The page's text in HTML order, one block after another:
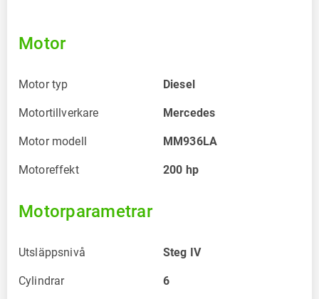
Motor
Motor typ Diesel
Motortillverkare Mercedes
Motor modell MM936LA
Motoreffekt 200 hp
Motorparametrar
Utsläppsnivå Steg IV
Cylindrar 6